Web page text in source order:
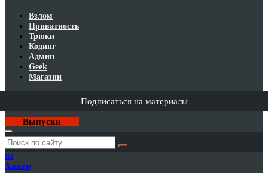
Взлом
Приватность
Трюки
Кодинг
Админ
Geek
Магазин
Подписаться на материалы
Выпуски
Годовая
подписка
на
Хакер